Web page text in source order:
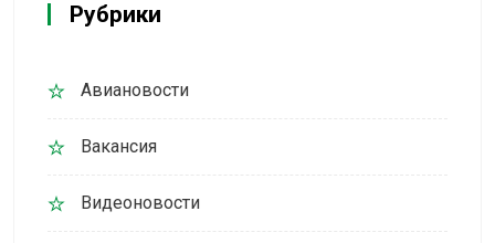
Рубрики
Авиановости
Вакансия
Видеоновости